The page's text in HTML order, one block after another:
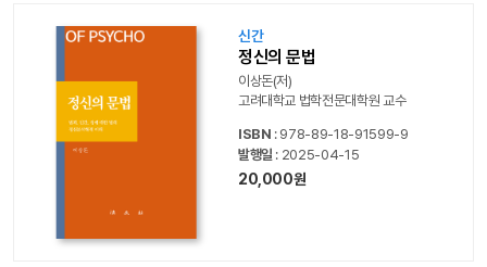
신간
정신의 문법
이상돈(저)
고려대학교 법학전문대학원 교수
ISBN : 978-89-18-91599-9
발행일 : 2025-04-15
20,000원